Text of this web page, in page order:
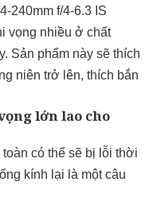
240mm f/4-6.3 IS
vọng nhiều ở chất
Sản phẩm này sẽ thích
niên trở lên, thích bắn
lớn lao cho
có thể sẽ bị lỗi thời
kính lại là một câu